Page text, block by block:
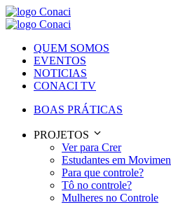
QUEM SOMOS
EVENTOS
NOTICIAS
CONACI TV
BOAS PRÁTICAS
PROJETOS
Ver para Crer
Estudantes em
Para que controle?
Tô no controle?
Mulheres no Controle